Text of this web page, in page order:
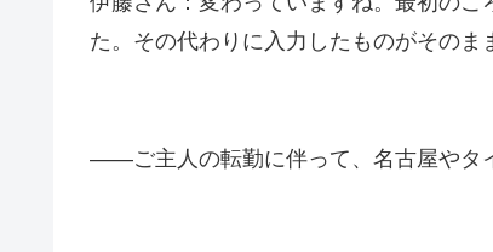
た。その代わりに入力したものがそのま
――ご主人の転勤に伴って、名古屋やタ